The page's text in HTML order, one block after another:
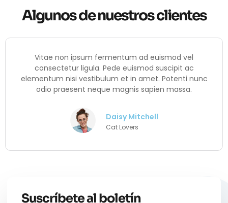
Algunos de nuestros clientes
Vitae non ipsum fermentum ad euismod vel
consectetur ligula. Pede euismod suscipit ac
elementum nisi vestibulum et in amet. Potenti nunc
odio praesent neque magnis sapien massa.
Daisy Mitchell
Cat Lovers
Suscríbete al boletín